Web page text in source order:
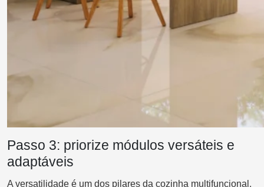
Passo 3: priorize módulos versáteis e
adaptáveis
A versatilidade é um dos pilares da cozinha multifuncional.